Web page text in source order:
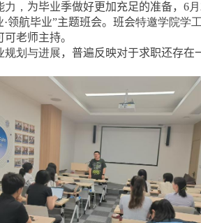
， 为毕业季做好更加充足的准备，6月
·领航毕业”主题班会。班会特邀学院学
老师主持。
规划与进展，普遍反映对于求职还存在